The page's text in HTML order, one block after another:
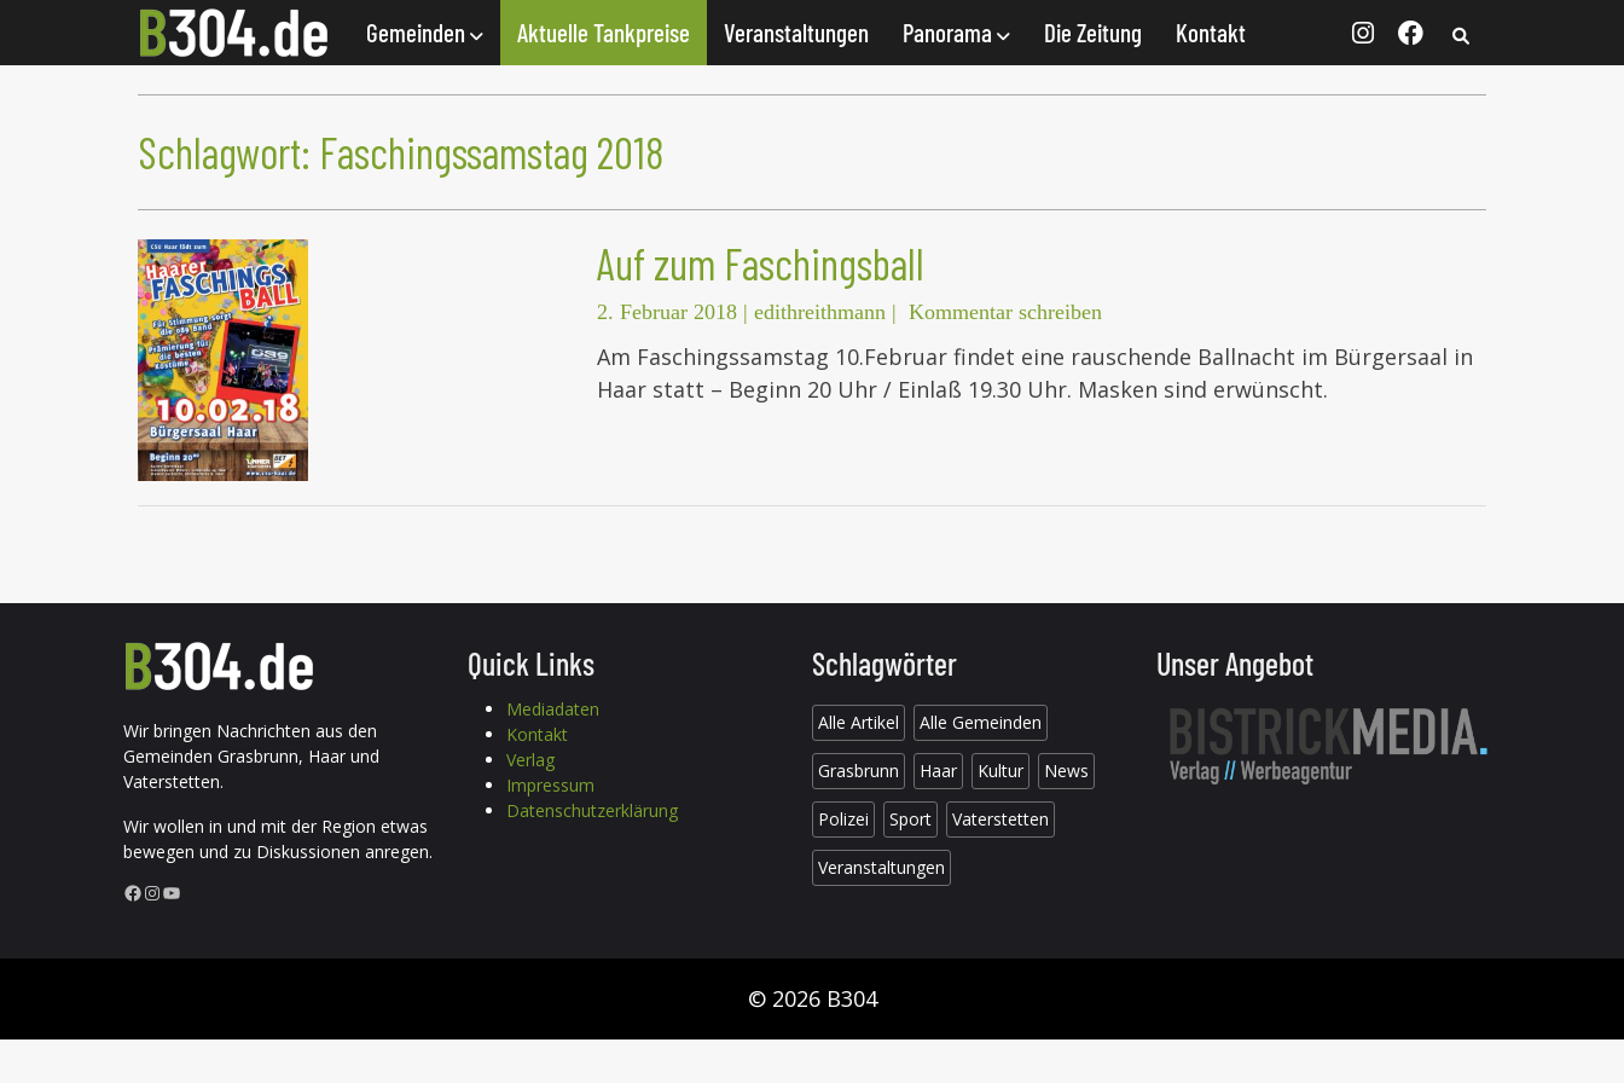
Gemeinden Aktuelle Tankpreise Veranstaltungen Panorama Die Zeitung Kontakt
Schlagwort: Faschingssamstag 2018
Auf zum Faschingsball
2. Februar 2018 | edithreithmann | Kommentar schreiben
Am Faschingssamstag 10.Februar findet eine rauschende Ballnacht im Bürgersaal in
Haar statt – Beginn 20 Uhr / Einlaß 19.30 Uhr. Masken sind erwünscht.
Wir bringen Nachrichten aus den
Gemeinden Grasbrunn, Haar und
Vaterstetten.
Wir wollen in und mit der Region etwas
bewegen und zu Diskussionen anregen.
Facebook InstagramYouTube
Quick Links
Mediadaten
Kontakt
Verlag
Impressum
Datenschutzerklärung
Schlagwörter
Alle Artikel Alle Gemeinden
Grasbrunn Haar Kultur News
Polizei Sport Vaterstetten
Veranstaltungen
Unser Angebot
© 2026 B304